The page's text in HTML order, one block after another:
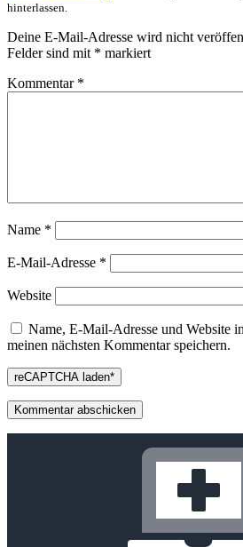
hinterlassen.
Deine E-Mail-Adresse wird nicht
Felder sind mit * markiert
Kommentar *
Name *
E-Mail-Adresse *
Website
Name, E-Mail-Adresse und Website
meinen nächsten Kommentar speichern.
reCAPTCHA laden*